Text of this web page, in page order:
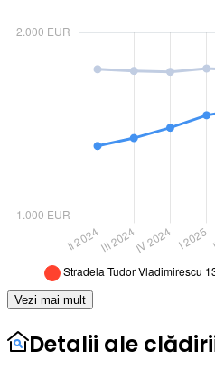
Vezi mai mult
Detalii ale